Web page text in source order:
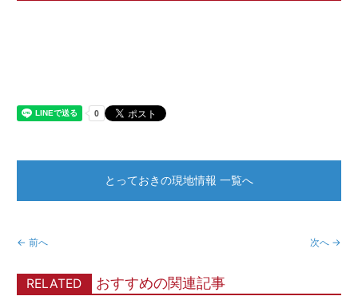
← 前へ 次へ →
とっておきの現地情報 一覧へ
RELATED おすすめの関連記事